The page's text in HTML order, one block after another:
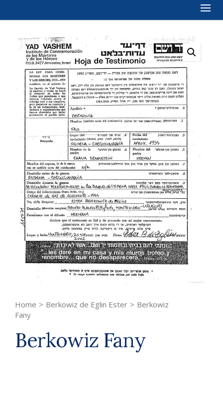
Home > Berkowiz de Eglin Ester > Berkowiz
Fany
Berkowiz Fany